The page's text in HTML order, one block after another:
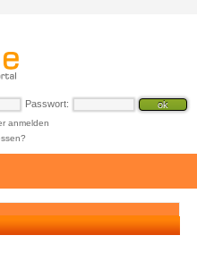
Passwort:
anmelden